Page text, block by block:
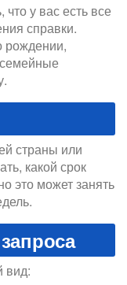
у вас есть все
справки.
рождении,
страны или
какой срок
это может занять
вид: